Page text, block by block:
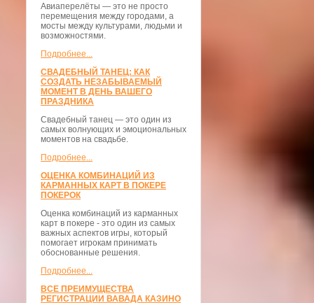
Авиаперелёты — это не просто
перемещения между городами, а
мосты между культурами, людьми и
возможностями.
Подробнее...
СВАДЕБНЫЙ ТАНЕЦ: КАК
СОЗДАТЬ НЕЗАБЫВАЕМЫЙ
МОМЕНТ В ДЕНЬ ВАШЕГО
ПРАЗДНИКА
Свадебный танец — это один из
самых волнующих и эмоциональных
моментов на свадьбе.
Подробнее...
ОЦЕНКА КОМБИНАЦИЙ ИЗ
КАРМАННЫХ КАРТ В ПОКЕРЕ
ПОКЕРОК
Оценка комбинаций из карманных
карт в покере - это один из самых
важных аспектов игры, который
помогает игрокам принимать
обоснованные решения.
Подробнее...
ВСЕ ПРЕИМУЩЕСТВА
РЕГИСТРАЦИИ ВАВАДА КАЗИНО